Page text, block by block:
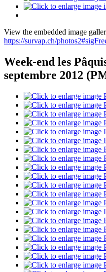
View the embedded image
https://survap.ch/
Week-end les
septembre 2012